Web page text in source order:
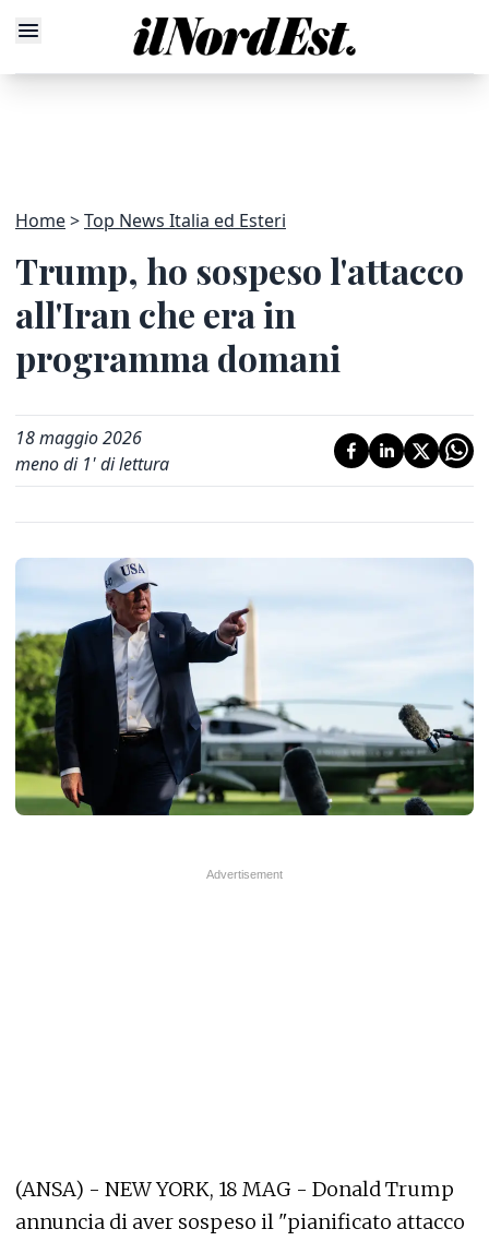
Home Top News Italia ed Esteri
Trump, ho sospeso l'attacco
all'Iran che era in
programma domani
18 maggio 2026
meno di 1' di lettura
(ANSA) - NEW YORK, 18 MAG - Donald Trump
annuncia di aver sospeso il "pianificato attacco